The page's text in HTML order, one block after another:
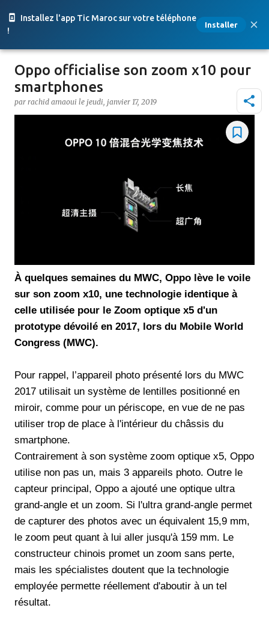
Installez l'app Tic Maroc sur votre téléphone
!
Installer
Accéder au contenu principal
Oppo officialise son zoom x10 pour
smartphones
par rachid amaoui le jeudi, janvier 17, 2019
À quelques semaines du MWC, Oppo lève le voile
sur son zoom x10, une technologie identique à
celle utilisée pour le Zoom optique x5 d'un
prototype dévoilé en 2017, lors du Mobile World
Congress (MWC).
Pour rappel, l’appareil photo présenté lors du MWC
2017 utilisait un système de lentilles positionné en
miroir, comme pour un périscope, en vue de ne pas
utiliser trop de place à l'intérieur du châssis du
smartphone.
Contrairement à son système zoom optique x5, Oppo
utilise non pas un, mais 3 appareils photo. Outre le
capteur principal, Oppo a ajouté une optique ultra
grand-angle et un zoom. Si l'ultra grand-angle permet
de capturer des photos avec un équivalent 15,9 mm,
le zoom peut quant à lui aller jusqu'à 159 mm. Le
constructeur chinois promet un zoom sans perte,
mais les spécialistes doutent que la technologie
employée permette réellement d'aboutir à un tel
résultat.